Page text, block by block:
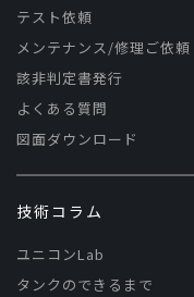
テスト依頼
メンテナンス/修理ご依頼
該非判定書発行
よくある質問
図面ダウンロード
技術コラム
ユニコンLab
タンクのできるまで